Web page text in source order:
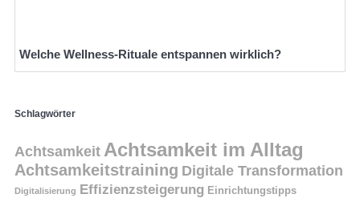
Welche Wellness-Rituale entspannen wirklich?
Schlagwörter
Achtsamkeit Achtsamkeit im Alltag
Achtsamkeitstraining Digitale Transformation
Digitalisierung Effizienzsteigerung Einrichtungstipps